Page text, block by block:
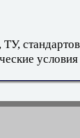
условия